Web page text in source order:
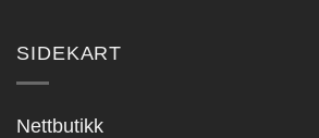
SIDEKART
Nettbutikk